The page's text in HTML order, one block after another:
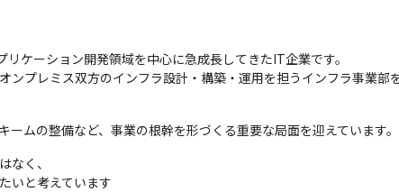
ケーション開発領域を中心に急成長してきたIT企業です。
ンプレミス双方のインフラ設計・構築・運用を担うインフラ事業部
ムの整備など、事業の根幹を形づくる重要な局面を迎えています。
なく、
いと考えています